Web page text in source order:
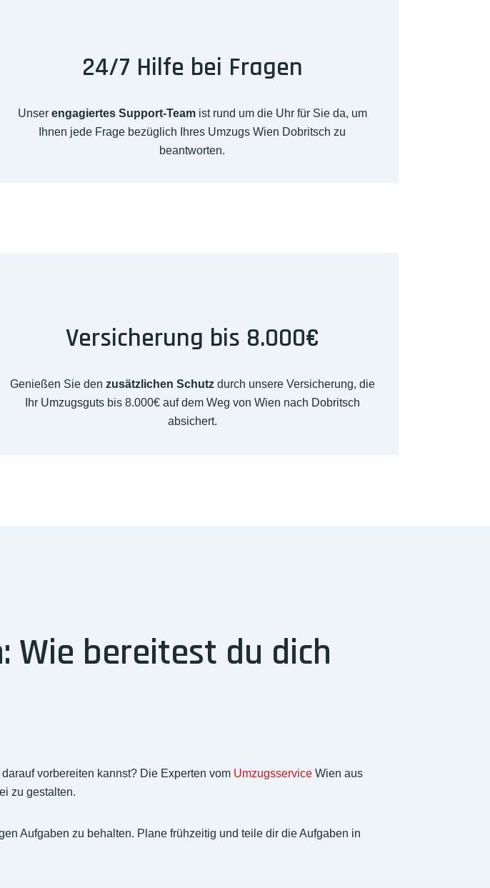
24/7 Hilfe bei Fragen
Unser engagiertes Support-Teamist rund um die Uhr für Sie da, um
Ihnen jede Frage bezüglich Ihres Umzugs Wien Dobritsch zu
beantworten.
Versicherung bis 8.000€
Genießen Sie den zusätzlichen Schutzdurch unsere Versicherung, die
Ihr Umzugsguts bis 8.000€ auf dem Weg von Wien nach Dobritsch
absichert.
Wie bereitest du dich
vorbereiten kannst? Die Experten vom Umzugsservice Wien aus
zu gestalten.
Aufgaben zu behalten. Plane frühzeitig und teile dir die Aufgaben in